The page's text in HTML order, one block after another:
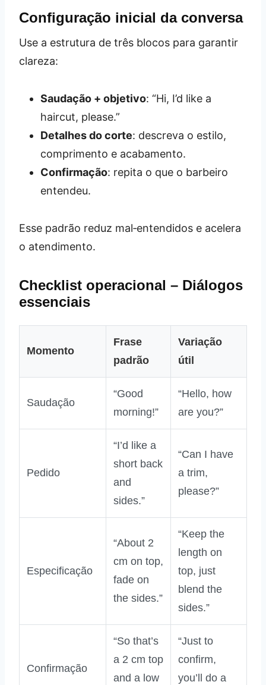
Configuração inicial da conversa
Use a estrutura de três blocos para garantir
clareza:
Saudação + objetivo: “Hi, I’d like a
haircut, please.”
Detalhes do corte: descreva o estilo,
comprimento e acabamento.
Confirmação: repita o que o barbeiro
entendeu.
Esse padrão reduz mal‑entendidos e acelera
o atendimento.
Checklist operacional – Diálogos
essenciais
Momento
Frase
padrão
Variação
útil
Saudação
“Good
morning!”
“Hello, how
are you?”
Pedido
“I’d like a
short back
and
sides.”
“Can I have
a trim,
please?”
Especificação
“About 2
cm on top,
fade on
the sides.”
“Keep the
length on
top, just
blend the
sides.”
Confirmação
“So that’s
a 2 cm top
and a low
“Just to
confirm,
you’ll do a